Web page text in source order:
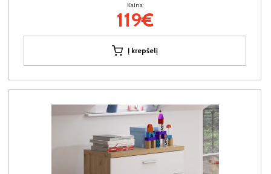
Kaina:
119€
Į krepšelį